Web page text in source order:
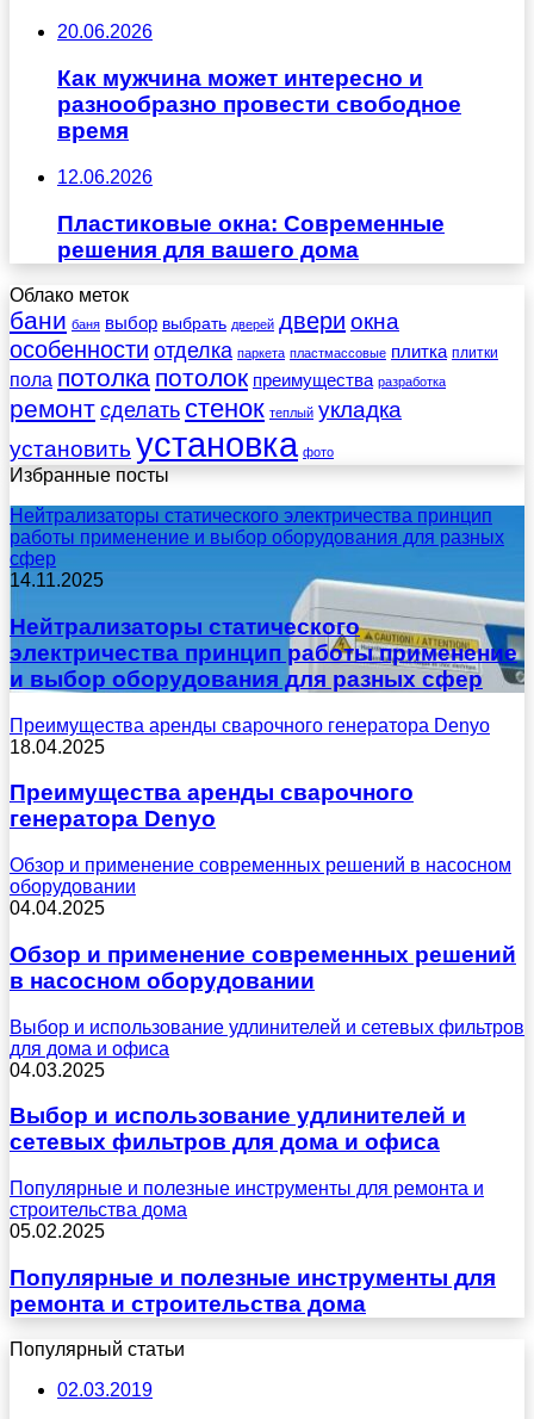
20.06.2026
Как мужчина может интересно и
разнообразно провести свободное
время
12.06.2026
Пластиковые окна: Современные
решения для вашего дома
Облако меток
бани баня выбор выбрать дверей двери окна
особенности отделка паркета пластмассовые плитка плитки
пола потолка потолок преимущества разработка
ремонт сделать стенок теплый укладка
установить установка фото
Избранные посты
Нейтрализаторы статического электричества принцип
работы применение и выбор оборудования для разных
сфер
14.11.2025
Нейтрализаторы статического
электричества принцип работы применение
и выбор оборудования для разных сфер
Преимущества аренды сварочного генератора Denyo
18.04.2025
Преимущества аренды сварочного
генератора Denyo
Обзор и применение современных решений в насосном
оборудовании
04.04.2025
Обзор и применение современных решений
в насосном оборудовании
Выбор и использование удлинителей и сетевых фильтров
для дома и офиса
04.03.2025
Выбор и использование удлинителей и
сетевых фильтров для дома и офиса
Популярные и полезные инструменты для ремонта и
строительства дома
05.02.2025
Популярные и полезные инструменты для
ремонта и строительства дома
Популярный статьи
02.03.2019